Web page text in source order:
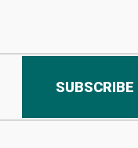
SUBSCRIBE